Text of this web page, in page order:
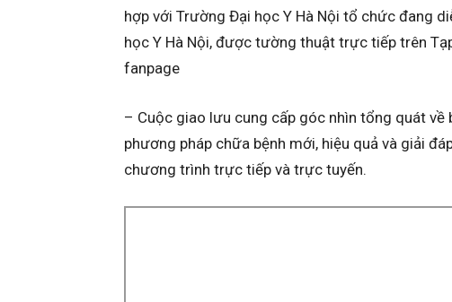
hợp với Trường Đại học Y Hà Nội tổ chức đang
học Y Hà Nội, được tường thuật trực tiếp trên
fanpage
– Cuộc giao lưu cung cấp góc nhìn tổng quát
phương pháp chữa bệnh mới, hiệu quả và giải
chương trình trực tiếp và trực tuyến.